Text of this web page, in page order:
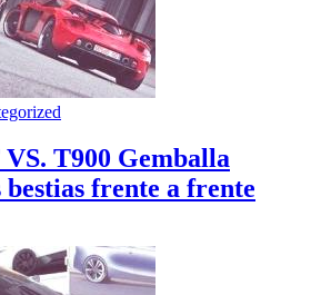
T900 Gemballa
frente a frente